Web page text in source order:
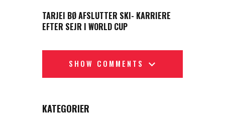
TARJEI BØ AFSLUTTER SKI- KARRIERE
EFTER SEJR I WORLD CUP
SHOW COMMENTS
KATEGORIER